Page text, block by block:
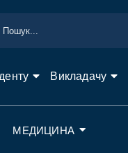
Викладачу
МЕДИЦИНА